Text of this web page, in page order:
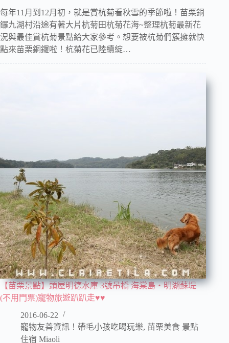
每年11月到12月初，就是賞杭菊看秋雪的季節啦！苗栗銅
鑼九湖村沿途有著大片杭菊田杭菊花海~整理杭菊最新花
況與最佳賞杭菊景點給大家參考。想要被杭菊們簇擁就快
點來苗栗銅鑼啦！杭菊花已陸續綻…
【苗栗景點】頭屋明德水庫 3號吊橋 海棠島‧明湖蘇堤
(不用門票)寵物旅遊趴趴走♥♥
2016-06-22
寵物友善資訊！帶毛小孩吃喝玩樂, 苗栗美食 景點
住宿 Miaoli